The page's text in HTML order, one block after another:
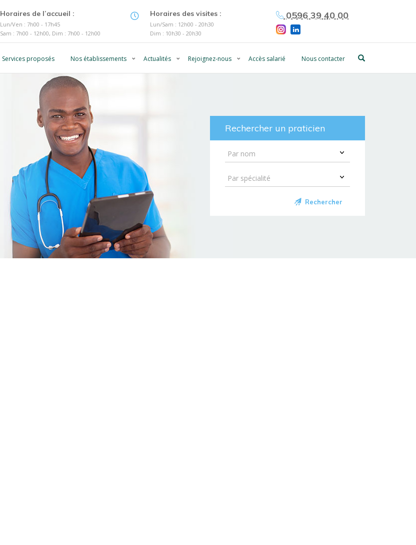
Horaires de l’accueil :
Lun/Ven : 7h00 - 17h45
Sam : 7h00 - 12h00, Dim : 7h00 - 12h00
Horaires des visites :
Lun/Sam : 12h00 - 20h30
Dim : 10h30 - 20h30
0596 39 40 00
Services proposés Nos établissements Actualités Rejoignez-nous Accès salarié Nous contacter
Rechercher un praticien
Rechercher